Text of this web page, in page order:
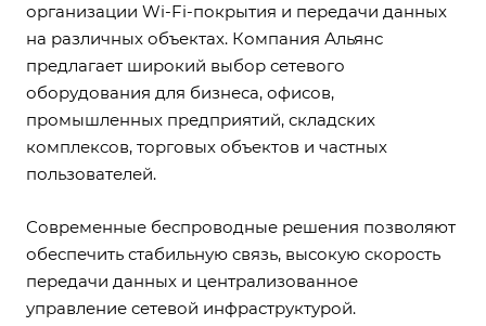
организации Wi-Fi-покрытия и передачи данных
на различных объектах. Компания Альянс
предлагает широкий выбор сетевого
оборудования для бизнеса, офисов,
промышленных предприятий, складских
комплексов, торговых объектов и частных
пользователей.
Современные беспроводные решения позволяют
обеспечить стабильную связь, высокую скорость
передачи данных и централизованное
управление сетевой инфраструктурой.